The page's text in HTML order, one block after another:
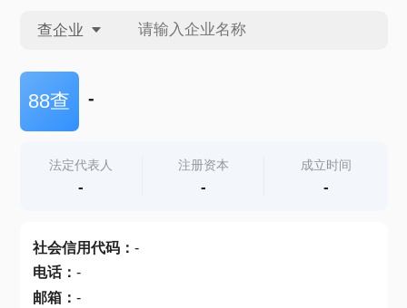
查企业
查企业
查产地
88查 -
法定代表人
-
注册资本
-
成立时间
-
社会信用代码： -
电话： -
邮箱： -